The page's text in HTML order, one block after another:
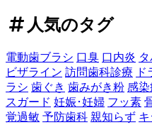
期
的
値
を
見
極
め
人気のタグ
電動歯ブラシ 口臭 口内炎
ビザライン 訪問歯科診療 ド
ラシ 歯ぐき 歯みがき粉 感染
スガード 妊娠･妊婦 フッ素
覚過敏 予防歯科 親知らず